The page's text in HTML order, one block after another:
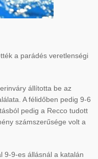
a parádés veretlenségi
állította be az
A félidőben pedig 9-6
pedig a Recco tudott
számszerűsége volt a
9-9-es állásnál a katalán